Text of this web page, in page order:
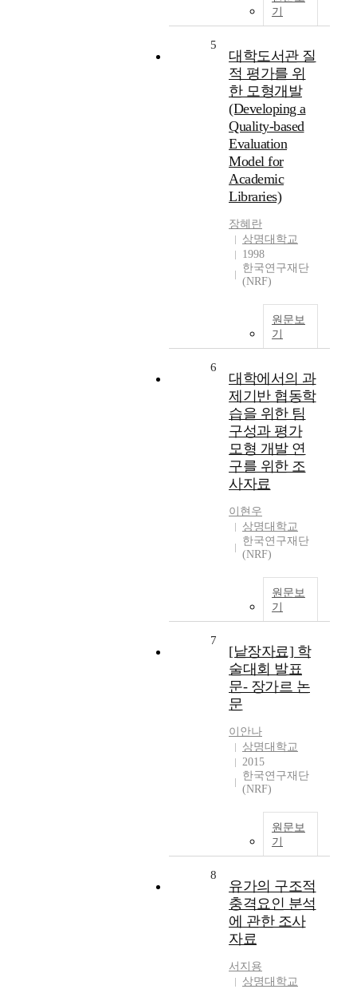
기
5
대학도서관 질
적 평가를 위
한 모형개발
(Developing a
Quality-based
Evaluation
Model for
Academic
Libraries)
장혜란
상명대학교
1998
한국연구재단
(NRF)
원문보
기
6
대학에서의 과
제기반 협동학
습을 위한 팀
구성과 평가
모형 개발 연
구를 위한 조
사자료
이현우
상명대학교
한국연구재단
(NRF)
원문보
기
7
[낱장자료] 학
술대회 발표
문- 장가르 논
문
이안나
상명대학교
2015
한국연구재단
(NRF)
원문보
기
8
유가의 구조적
충격요인 분석
에 관한 조사
자료
서지용
상명대학교